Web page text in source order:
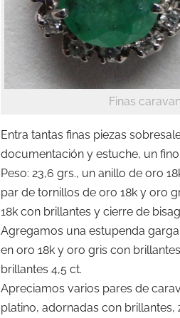
Finas
Entra tantas finas piezas
documentación y estuche, un
Peso: 23,6 grs., un anillo de oro
par de tornillos de oro 18k y oro
18k con brillantes y cierre de
Agregamos una estupenda
en oro 18k y oro gris con
brillantes 4,5 ct.
Apreciamos varios pares de
platino, adornadas con brillantes,